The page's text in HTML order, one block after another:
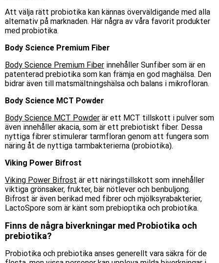
Att välja rätt probiotika kan kännas överväldigande med alla
alternativ på marknaden. Här några av våra favorit produkter
med probiotika.
Body Science Premium Fiber
Body Science Premium Fiber innehåller Sunfiber som är en
patenterad prebiotika som kan främja en god maghälsa. Den
bidrar även till matsmältningshälsa och balans i mikrofloran.
Body Science MCT Powder
Body Science MCT Powder är ett MCT tillskott i pulver som
även innehåller akacia, som är ett prebiotiskt fiber. Dessa
nyttiga fibrer stimulerar tarmfloran genom att fungera som
näring åt de nyttiga tarmbakterierna (probiotika).
Viking Power Bifrost
Viking Power Bifrost är ett näringstillskott som innehåller
viktiga grönsaker, frukter, bär nötlever och benbuljong.
Bifrost är även berikad med fibrer och mjölksyrabakterier,
LactoSpore som är känt som prebioptika och probiotika.
Finns de några biverkningar med Probiotika och
prebiotika?
Probiotika och prebiotika anses generellt vara säkra för de